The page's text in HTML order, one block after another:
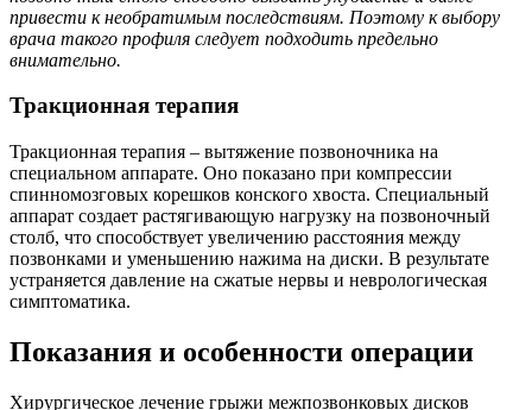
привести к необратимым последствиям. Поэтому к выбору
врача такого профиля следует подходить предельно
внимательно.
Тракционная терапия
Тракционная терапия – вытяжение позвоночника на
специальном аппарате. Оно показано при компрессии
спинномозговых корешков конского хвоста. Специальный
аппарат создает растягивающую нагрузку на позвоночный
столб, что способствует увеличению расстояния между
позвонками и уменьшению нажима на диски. В результате
устраняется давление на сжатые нервы и неврологическая
симптоматика.
Показания и особенности операции
Хирургическое лечение грыжи межпозвонковых дисков